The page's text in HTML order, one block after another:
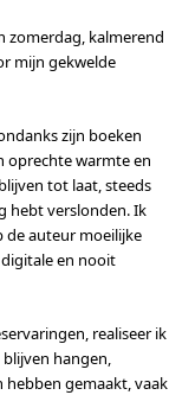
zomerdag, kalmerend
mijn gekwelde
zijn boeken
oprechte warmte en
tot laat, steeds
hebt verslonden. Ik
de auteur moeilijke
en nooit
realiseer ik
hangen,
hebben gemaakt, vaak